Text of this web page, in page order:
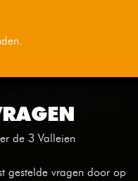
de 3 Valleien
gestelde vragen door op